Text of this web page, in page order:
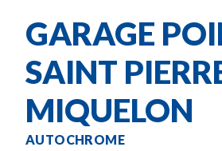
GARAGE
SAINT
MIQUELON
AUTOCHROME